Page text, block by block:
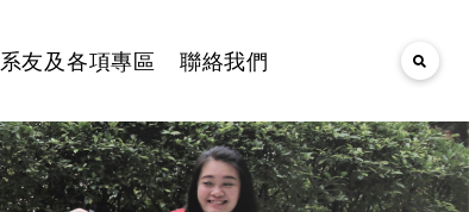
系友及各項專區 聯絡我們